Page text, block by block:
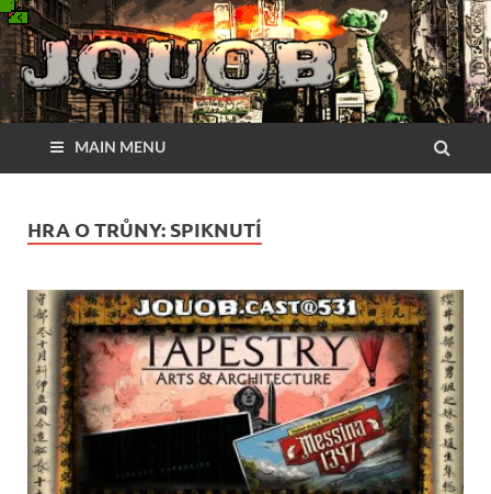
MAIN MENU
HRA O TRŮNY: SPIKNUTÍ